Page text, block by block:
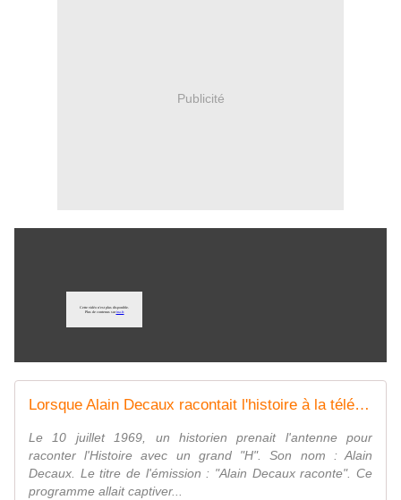
Publicité
Lorsque Alain Decaux racontait l'histoire à la télé... - Archives vidéo et radio Ina.fr
Le 10 juillet 1969, un historien prenait l'antenne pour
raconter l'Histoire avec un grand "H". Son nom : Alain
Decaux. Le titre de l'émission : "Alain Decaux raconte". Ce
programme allait captiver...